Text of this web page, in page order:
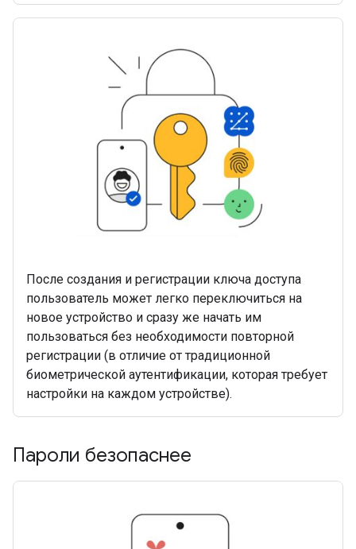
После создания и регистрации ключа доступа
пользователь может легко переключиться на
новое устройство и сразу же начать им
пользоваться без необходимости повторной
регистрации (в отличие от традиционной
биометрической аутентификации, которая требует
настройки на каждом устройстве).
Пароли безопаснее